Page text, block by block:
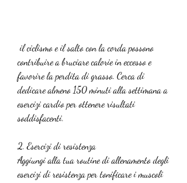
contribuire a bruciare calorie in eccesso e
favorire la perdita di grasso. Cerca di
dedicare almeno 150 minuti alla settimana a
esercizi cardio per ottenere risultati
soddisfacenti.
2. Esercizi di resistenza
Aggiungi alla tua routine di allenamento degli
esercizi di resistenza per tonificare i muscoli